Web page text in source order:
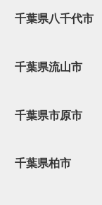
千葉県八千代市
千葉県流山市
千葉県市原市
千葉県柏市